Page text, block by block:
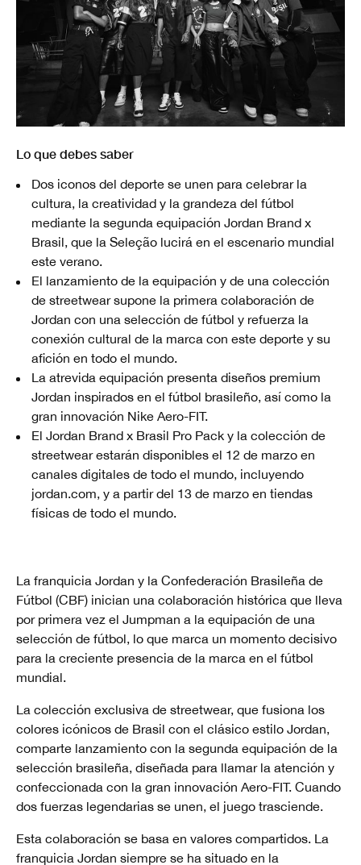
Lo que debes saber
Dos iconos del deporte se unen para celebrar la
cultura, la creatividad y la grandeza del fútbol
mediante la segunda equipación Jordan Brand x
Brasil, que la Seleção lucirá en el escenario mundial
este verano.
El lanzamiento de la equipación y de una colección
de streetwear supone la primera colaboración de
Jordan con una selección de fútbol y refuerza la
conexión cultural de la marca con este deporte y su
afición en todo el mundo.
La atrevida equipación presenta diseños premium
Jordan inspirados en el fútbol brasileño, así como la
gran innovación Nike Aero-FIT.
El Jordan Brand x Brasil Pro Pack y la colección de
streetwear estarán disponibles el 12 de marzo en
canales digitales de todo el mundo, incluyendo
jordan.com, y a partir del 13 de marzo en tiendas
físicas de todo el mundo.
La franquicia Jordan y la Confederación Brasileña de
Fútbol (CBF) inician una colaboración histórica que lleva
por primera vez el Jumpman a la equipación de una
selección de fútbol, lo que marca un momento decisivo
para la creciente presencia de la marca en el fútbol
mundial.
La colección exclusiva de streetwear, que fusiona los
colores icónicos de Brasil con el clásico estilo Jordan,
comparte lanzamiento con la segunda equipación de la
selección brasileña, diseñada para llamar la atención y
confeccionada con la gran innovación Aero-FIT. Cuando
dos fuerzas legendarias se unen, el juego trasciende.
Esta colaboración se basa en valores compartidos. La
franquicia Jordan siempre se ha situado en la